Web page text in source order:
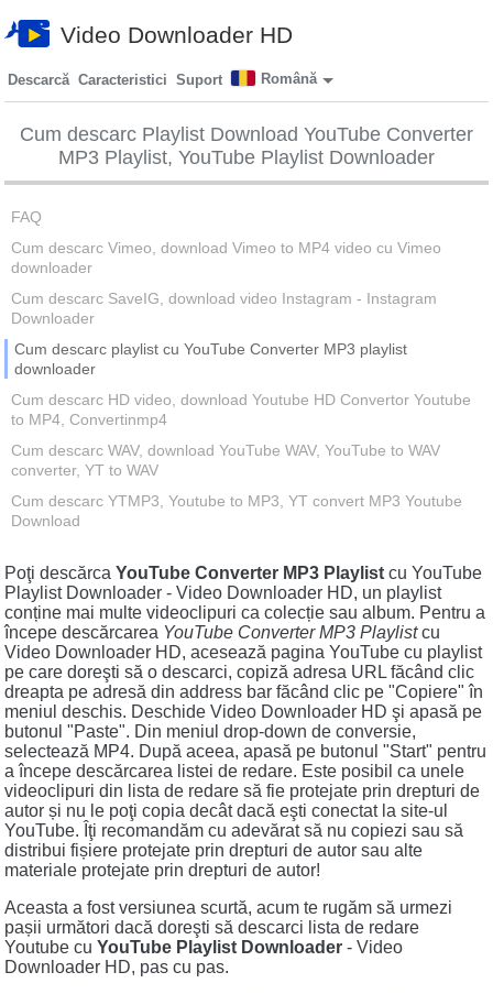
Video Downloader HD
Descarcă Caracteristici Suport Română
Cum descarc Playlist Download YouTube Converter
MP3 Playlist, YouTube Playlist Downloader
FAQ
Cum descarc Vimeo, download Vimeo to MP4 video cu Vimeo
downloader
Cum descarc SaveIG, download video Instagram - Instagram
Downloader
Cum descarc playlist cu YouTube Converter MP3 playlist
downloader
Cum descarc HD video, download Youtube HD Convertor Youtube
to MP4, Convertinmp4
Cum descarc WAV, download YouTube WAV, YouTube to WAV
converter, YT to WAV
Cum descarc YTMP3, Youtube to MP3, YT convert MP3 Youtube
Download
Poţi descărcaYouTube Converter MP3 Playlist cu YouTube
Playlist Downloader - Video Downloader HD, un playlist
conține mai multe videoclipuri ca colecție sau album. Pentru a
începe descărcarea YouTube Converter MP3 Playlistcu
Video Downloader HD, acesează pagina YouTube cu playlist
pe care doreşti să o descarci, copiză adresa URL făcând clic
dreapta pe adresă din address bar făcând clic pe "Copiere" în
meniul deschis. Deschide Video Downloader HD şi apasă pe
butonul "Paste". Din meniul drop-down de conversie,
selectează MP4. După aceea, apasă pe butonul "Start" pentru
a începe descărcarea listei de redare. Este posibil ca unele
videoclipuri din lista de redare să fie protejate prin drepturi de
autor și nu le poţi copia decât dacă eşti conectat la site-ul
YouTube. Îţi recomandăm cu adevărat să nu copiezi sau să
distribui fișiere protejate prin drepturi de autor sau alte
materiale protejate prin drepturi de autor!
Aceasta a fost versiunea scurtă, acum te rugăm să urmezi
pașii următori dacă doreşti să descarci lista de redare
Youtube cuYouTube Playlist Downloader - Video
Downloader HD, pas cu pas.